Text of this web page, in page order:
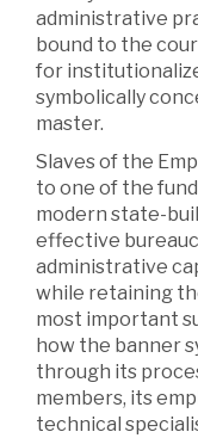
administrative
bound to the
for
symbolically
master.
Slaves of the
to one of the
modern state-
effective
administrative
while retaining
most important
how the banner
through its
members, its
technical